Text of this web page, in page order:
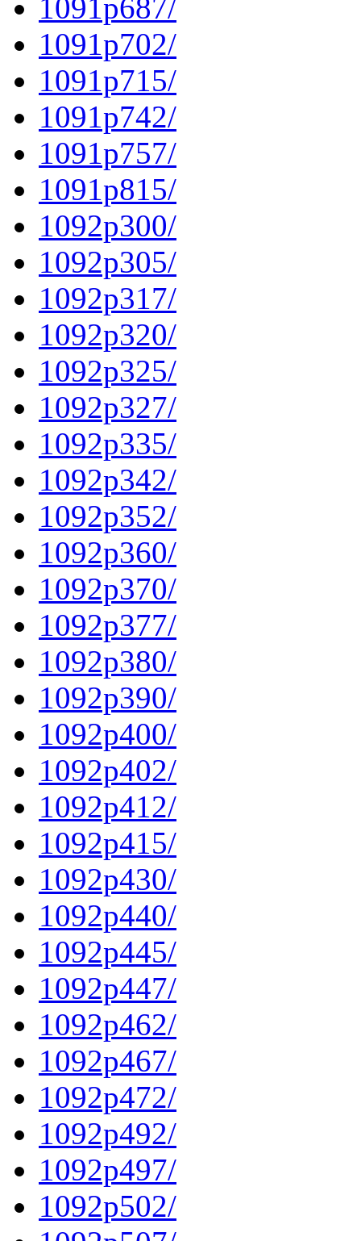
1091p687/
1091p702/
1091p715/
1091p742/
1091p757/
1091p815/
1092p300/
1092p305/
1092p317/
1092p320/
1092p325/
1092p327/
1092p335/
1092p342/
1092p352/
1092p360/
1092p370/
1092p377/
1092p380/
1092p390/
1092p400/
1092p402/
1092p412/
1092p415/
1092p430/
1092p440/
1092p445/
1092p447/
1092p462/
1092p467/
1092p472/
1092p492/
1092p497/
1092p502/